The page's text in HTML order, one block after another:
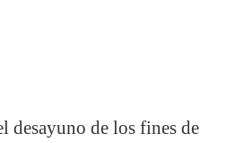
desayuno de los fines de